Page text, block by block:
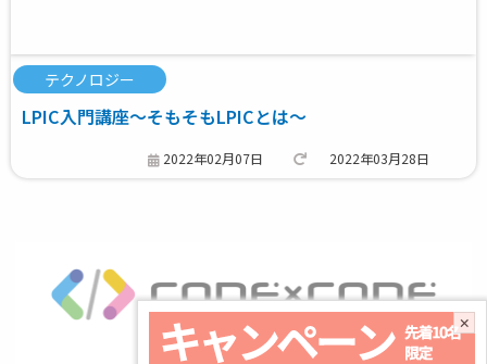
テクノロジー
LPIC入門講座～そもそもLPICとは～
2022年02月07日 2022年03月28日
×